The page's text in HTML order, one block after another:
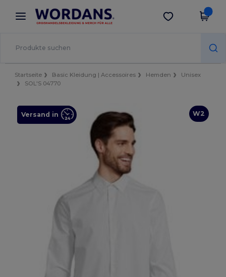
× Wordans App
Bessere Preise in der App!
App holen
Startseite Basic Kleidung | Accessoires Hemden
Unisex
SOL'S 04770
W2
Versand in